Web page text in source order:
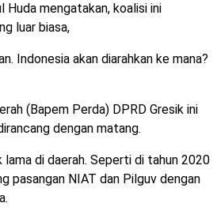
Huda mengatakan, koalisi ini
luar biasa,
Indonesia akan diarahkan ke mana?
(Bapem Perda) DPRD Gresik ini
dengan matang.
lama di daerah. Seperti di tahun 2020
pasangan NIAT dan Pilguv dengan